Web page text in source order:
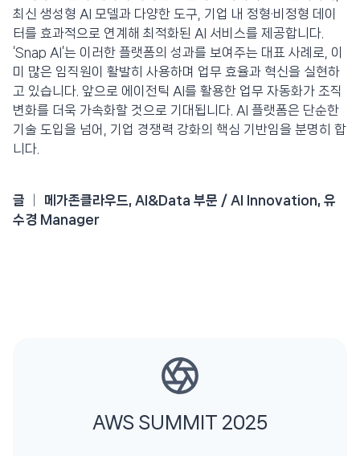
최신 생성형 AI 모델과 다양한 도구, 기업 내 정형·비정형 데이
터를 효과적으로 연계해 최적화된 AI 서비스를 제공합니다.
‘Snap AI’는 이러한 플랫폼의 성과를 보여주는 대표 사례로, 이
미 많은 임직원이 활발히 사용하며 업무 효율과 혁신을 실현하
고 있습니다. 앞으로 에이전틱 AI를 활용한 업무 자동화가 조직
변화를 더욱 가속화할 것으로 기대됩니다. AI 플랫폼은 단순한
기술 도입을 넘어, 기업 경쟁력 강화의 핵심 기반임을 분명히 합
니다.
글 │ 메가존클라우드, AI&Data 부문 / AI Innovation, 유
수경 Manager
AWS SUMMIT 2025